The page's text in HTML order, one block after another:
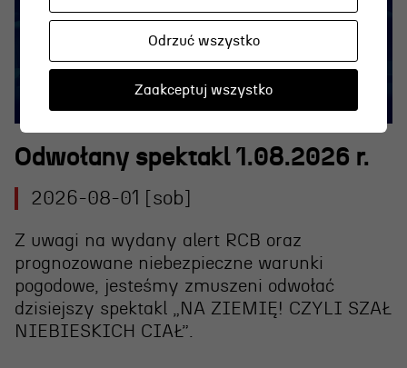
Odwołany spektakl 1.08.2026 r.
2026-08-01 [sob]
Z uwagi na wydany alert RCB oraz
prognozowane niebezpieczne warunki
pogodowe, jesteśmy zmuszeni odwołać
dzisiejszy spektakl „NA ZIEMIĘ! CZYLI SZAŁ
NIEBIESKICH CIAŁ”.
Odrzuć wszystko
Zaakceptuj wszystko